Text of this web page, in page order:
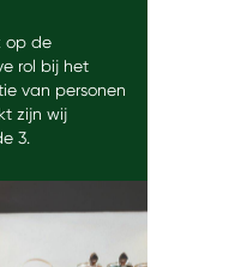
op de
rol bij het
van personen
zijn wij
3.